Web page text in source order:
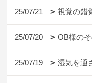
25/07/21 視覚の錯
25/07/20 OB様の
25/07/19 湿気を通